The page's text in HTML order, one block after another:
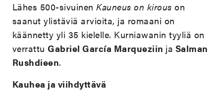
Lähes 500-sivuinenKauneus on kirous on
saanut ylistäviä arvioita, ja romaani on
käännetty yli 35 kielelle. Kurniawanin tyyliä on
verrattuGabriel García Marqueziin ja Salman
Rushdieen.
Kauhea ja viihdyttävä